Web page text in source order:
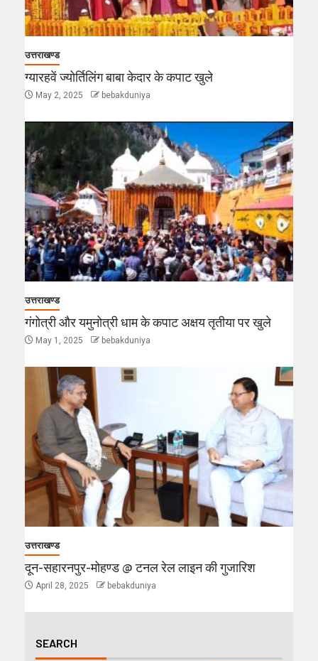
उत्तराखण्ड
ग्यारहवें ज्योर्तिलिंग बाबा केदार के कपाट खुले
May 2, 2025 bebakduniya
उत्तराखण्ड
गंगोत्री और यमुनोत्री धाम के कपाट अक्षय तृतीया पर खुले
May 1, 2025 bebakduniya
उत्तराखण्ड
दून-सहारनपुर-मोहण्ड @ टनल रेल लाइन की गुजारिश
April 28, 2025 bebakduniya
SEARCH